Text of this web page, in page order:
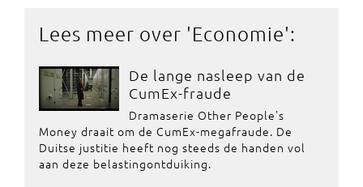
Lees meer over 'Economie':
De lange nasleep van de
CumEx-fraude
Dramaserie Other People's
Money draait om de CumEx-megafraude. De
Duitse justitie heeft nog steeds de handen vol
aan deze belastingontduiking.